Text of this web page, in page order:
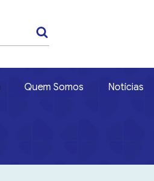
Quem Somos Notícias